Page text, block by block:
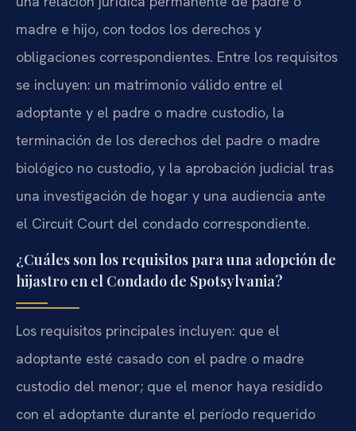
madre e hijo, con todos los derechos y
obligaciones correspondientes. Entre los requisitos
se incluyen: un matrimonio válido entre el
adoptante y el padre o madre custodio, la
terminación de los derechos del padre o madre
biológico no custodio, y la aprobación judicial tras
una investigación de hogar y una audiencia ante
el Circuit Court del condado correspondiente.
¿Cuáles son los requisitos para una adopción de
hijastro en el Condado de Spotsylvania?
Los requisitos principales incluyen: que el
adoptante esté casado con el padre o madre
custodio del menor; que el menor haya residido
con el adoptante durante el período requerido